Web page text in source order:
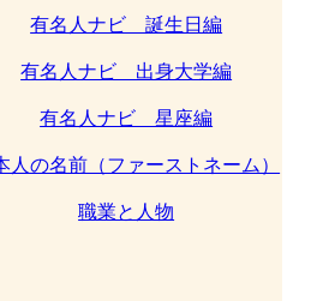
有名人ナビ 誕生日編
有名人ナビ 出身大学編
有名人ナビ 星座編
人の名前（ファーストネーム）
職業と人物